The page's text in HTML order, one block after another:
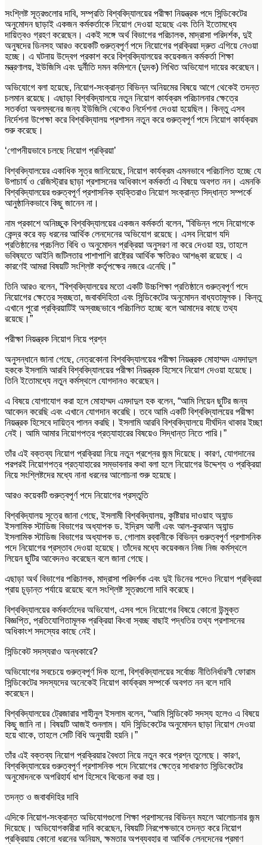
সংশ্লিষ্ট সূত্রগুলোর দাবি, সম্প্রতি বিশ্ববিদ্যালয়ের পরীক্ষা নিয়ন্ত্রক পদে সিন্ডিকেটের
অনুমোদন ছাড়াই একজন কর্মকর্তাকে নিয়োগ দেওয়া হয়েছে এবং তিনি ইতোমধ্যে
দায়িত্বও গ্রহণ করেছেন। একই সঙ্গে অর্থ বিভাগের পরিচালক, মাদ্রাসা পরিদর্শক, দুই
অনুষদের ডিনসহ আরও কয়েকটি গুরুত্বপূর্ণ পদে নিয়োগের প্রক্রিয়া দ্রুত এগিয়ে নেওয়া
হচ্ছে। এ ঘটনায় উদ্বেগ প্রকাশ করে বিশ্ববিদ্যালয়ের কয়েকজন কর্মকর্তা শিক্ষা
মন্ত্রণালয়, ইউজিসি এবং দুর্নীতি দমন কমিশনে (দুদক) লিখিত অভিযোগ দায়ের করেছেন।
অভিযোগে বলা হয়েছে, নিয়োগ-সংক্রান্ত বিভিন্ন অনিয়মের বিষয়ে আগে থেকেই তদন্ত
চলমান রয়েছে। এছাড়া বিশ্ববিদ্যালয়ে নতুন নিয়োগ কার্যক্রম পরিচালনার ক্ষেত্রে
সতর্কতা অবলম্বনের জন্য ইউজিসি থেকেও নির্দেশনা দেওয়া হয়েছিল। কিন্তু এসব
নির্দেশনা উপেক্ষা করে বিশ্ববিদ্যালয় প্রশাসন নতুন করে গুরুত্বপূর্ণ পদে নিয়োগ কার্যক্রম
শুরু করেছে।
‘গোপনীয়ভাবে চলছে নিয়োগ প্রক্রিয়া’
বিশ্ববিদ্যালয়ের একাধিক সূত্র জানিয়েছে, নিয়োগ কার্যক্রম এমনভাবে পরিচালিত হচ্ছে যে
উপাচার্য ও রেজিস্ট্রার ছাড়া প্রশাসনের অধিকাংশ কর্মকর্তা এ বিষয়ে অবগত নন। এমনকি
বিশ্ববিদ্যালয়ের গুরুত্বপূর্ণ প্রশাসনিক ব্যক্তিরাও নিয়োগ সংক্রান্ত সিদ্ধান্ত সম্পর্কে
আনুষ্ঠানিকভাবে কিছু জানেন না।
নাম প্রকাশে অনিচ্ছুক বিশ্ববিদ্যালয়ের একজন কর্মকর্তা বলেন, “বিভিন্ন পদে নিয়োগকে
কেন্দ্র করে বড় ধরনের আর্থিক লেনদেনের অভিযোগ রয়েছে। এসব নিয়োগ যদি
প্রতিষ্ঠানের প্রচলিত বিধি ও অনুমোদন প্রক্রিয়া অনুসরণ না করে দেওয়া হয়, তাহলে
ভবিষ্যতে আইনি জটিলতার পাশাপাশি রাষ্ট্রের আর্থিক ক্ষতিরও আশঙ্কা রয়েছে। এ
কারণেই আমরা বিষয়টি সংশ্লিষ্ট কর্তৃপক্ষের নজরে এনেছি।”
তিনি আরও বলেন, “বিশ্ববিদ্যালয়ের মতো একটি উচ্চশিক্ষা প্রতিষ্ঠানে গুরুত্বপূর্ণ পদে
নিয়োগের ক্ষেত্রে স্বচ্ছতা, জবাবদিহিতা এবং সিন্ডিকেটের অনুমোদন বাধ্যতামূলক। কিন্তু
এখানে পুরো প্রক্রিয়াটিই অস্বচ্ছভাবে পরিচালিত হচ্ছে বলে আমাদের কাছে তথ্য
রয়েছে।”
পরীক্ষা নিয়ন্ত্রক নিয়োগ নিয়ে প্রশ্ন
অনুসন্ধানে জানা গেছে, নেত্রকোনা বিশ্ববিদ্যালয়ের পরীক্ষা নিয়ন্ত্রক মোহাম্মদ এমদাদুল
হককে ইসলামি আরবি বিশ্ববিদ্যালয়ের পরীক্ষা নিয়ন্ত্রক হিসেবে নিয়োগ দেওয়া হয়েছে।
তিনি ইতোমধ্যে নতুন কর্মস্থলে যোগদানও করেছেন।
এ বিষয়ে যোগাযোগ করা হলে মোহাম্মদ এমদাদুল হক বলেন, “আমি লিয়েন ছুটির জন্য
আবেদন করেছি এবং এখানে যোগদান করেছি। তবে আমি একটি বিশ্ববিদ্যালয়ের পরীক্ষা
নিয়ন্ত্রক হিসেবে দায়িত্ব পালন করছি। ইসলামি আরবি বিশ্ববিদ্যালয়ে দীর্ঘদিন থাকার ইচ্ছা
নেই। আমি আমার নিয়োগপত্র প্রত্যাহারের বিষয়েও সিদ্ধান্ত নিতে পারি।”
তাঁর এই বক্তব্য নিয়োগ প্রক্রিয়া নিয়ে নতুন প্রশ্নের জন্ম দিয়েছে। কারণ, যোগদানের
পরপরই নিয়োগপত্র প্রত্যাহারের সম্ভাবনার কথা বলা হলে নিয়োগের উদ্দেশ্য ও প্রক্রিয়া
নিয়ে সংশ্লিষ্টদের মধ্যে নানা ধরনের আলোচনা শুরু হয়েছে।
আরও কয়েকটি গুরুত্বপূর্ণ পদে নিয়োগের প্রস্তুতি
বিশ্ববিদ্যালয় সূত্রে জানা গেছে, ইসলামী বিশ্ববিদ্যালয়, কুষ্টিয়ার দাওয়াহ অ্যান্ড
ইসলামিক স্টাডিজ বিভাগের অধ্যাপক ড. ইদ্রিস আলী এবং আল-কুরআন অ্যান্ড
ইসলামিক স্টাডিজ বিভাগের অধ্যাপক ড. গোলাম রব্বানীকে বিভিন্ন গুরুত্বপূর্ণ প্রশাসনিক
পদে নিয়োগের প্রস্তাব দেওয়া হয়েছে। তাঁদের মধ্যে কয়েকজন নিজ নিজ কর্মস্থলে
লিয়েন ছুটির আবেদনও করেছেন বলে জানা গেছে।
এছাড়া অর্থ বিভাগের পরিচালক, মাদ্রাসা পরিদর্শক এবং দুই ডিনের পদেও নিয়োগ প্রক্রিয়া
প্রায় চূড়ান্ত পর্যায়ে রয়েছে বলে সংশ্লিষ্ট সূত্রগুলো দাবি করেছে।
বিশ্ববিদ্যালয়ের কর্মকর্তাদের অভিযোগ, এসব পদে নিয়োগের বিষয়ে কোনো উন্মুক্ত
বিজ্ঞপ্তি, প্রতিযোগিতামূলক প্রক্রিয়া কিংবা স্বচ্ছ বাছাই পদ্ধতির তথ্য প্রশাসনের
অধিকাংশ সদস্যের কাছে নেই।
সিন্ডিকেট সদস্যরাও অন্ধকারে?
অভিযোগের সবচেয়ে গুরুত্বপূর্ণ দিক হলো, বিশ্ববিদ্যালয়ের সর্বোচ্চ নীতিনির্ধারণী ফোরাম
সিন্ডিকেটের সদস্যদের অনেকেই নিয়োগ কার্যক্রম সম্পর্কে অবগত নন বলে দাবি
করেছেন।
বিশ্ববিদ্যালয়ের ট্রেজারার শাহীনুল ইসলাম বলেন, “আমি সিন্ডিকেট সদস্য হলেও এ বিষয়ে
কিছু জানি না। বিষয়টি আজই শুনলাম। যদি সিন্ডিকেটের অনুমোদন ছাড়া নিয়োগ দেওয়া
হয়ে থাকে, তাহলে সেটি বিধি অনুযায়ী হয়নি।”
তাঁর এই বক্তব্য নিয়োগ প্রক্রিয়ার বৈধতা নিয়ে নতুন করে প্রশ্ন তুলেছে। কারণ,
বিশ্ববিদ্যালয়ের গুরুত্বপূর্ণ প্রশাসনিক পদে নিয়োগের ক্ষেত্রে সাধারণত সিন্ডিকেটের
অনুমোদনকে অপরিহার্য ধাপ হিসেবে বিবেচনা করা হয়।
তদন্ত ও জবাবদিহির দাবি
এদিকে নিয়োগ-সংক্রান্ত অভিযোগগুলো শিক্ষা প্রশাসনের বিভিন্ন মহলে আলোচনার জন্ম
দিয়েছে। অভিযোগকারীরা দাবি করেছেন, বিষয়টি নিরপেক্ষভাবে তদন্ত করে নিয়োগ
প্রক্রিয়ায় কোনো ধরনের অনিয়ম, ক্ষমতার অপব্যবহার বা আর্থিক লেনদেনের প্রমাণ